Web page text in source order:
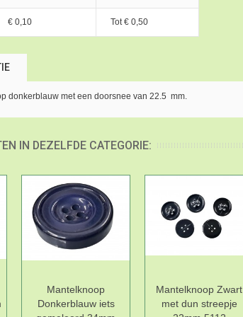
€ 0,10 Tot€ 0,50
donkerblauw met een doorsnee van 22.5 mm.
IN DEZELFDE CATEGORIE:
Mantelknoop
Donkerblauw iets
Mantelknoop Zwart
met dun streepje